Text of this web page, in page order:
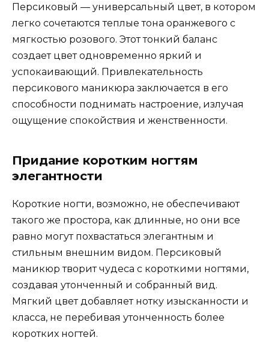
Персиковый — универсальный цвет, в котором
легко сочетаются теплые тона оранжевого с
мягкостью розового. Этот тонкий баланс
создает цвет одновременно яркий и
успокаивающий. Привлекательность
персикового маникюра заключается в его
способности поднимать настроение, излучая
ощущение спокойствия и женственности.
Придание коротким ногтям
элегантности
Короткие ногти, возможно, не обеспечивают
такого же простора, как длинные, но они все
равно могут похвастаться элегантным и
стильным внешним видом. Персиковый
маникюр творит чудеса с короткими ногтями,
создавая утонченный и собранный вид.
Мягкий цвет добавляет нотку изысканности и
класса, не перебивая утонченность более
коротких ногтей.